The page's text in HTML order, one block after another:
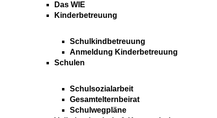
Das WIE
Kinderbetreuung
Schulkindbetreuung
Anmeldung Kinderbetreuung
Schulen
Schulsozialarbeit
Gesamtelternbeirat
Schulwegpläne